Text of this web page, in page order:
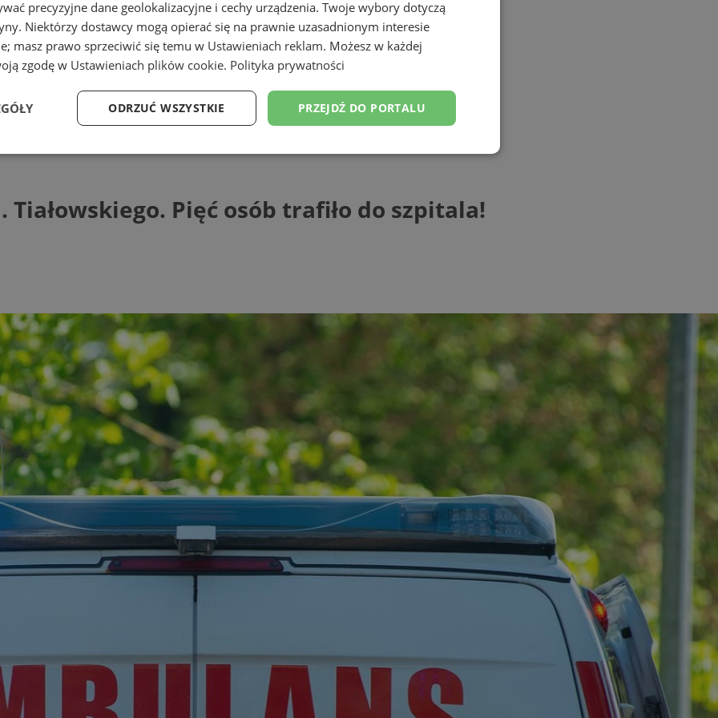
Pięć osób trafiło do szpitala!
Pięć osób trafiło do szpitala!
precyzyjne dane geolokalizacyjne i cechy urządzenia. Twoje wybory dotyczą
Niektórzy dostawcy mogą opierać się na prawnie uzasadnionym interesie
masz prawo sprzeciwić się temu w Ustawieniach reklam. Możesz w każdej
zgodę w Ustawieniach plików cookie. Polityka prywatności
PRZEJDŹ DO PORTALU
ODRZUĆ WSZYSTKIE
Wydajność Targetowanie Funkcjonalność Niesklasyfikowane
niezbędnych plików cookie nie można prawidłowo korzystać ze strony internetowej.
Provider
Domena
Okres
przechowywania
rudaslaska.com.pl 1 rok
rudaslaska.com.pl 1 rok
Ten plik cookie przechowuje identyfikator sesji.
rudaslaska.com.pl
Ten plik cookie przechowuje identyfikator sesji.
.tiktok.com 1 tydzień 3 dni
Ten plik cookie jest używany do celów
uwierzytelniania i bezpieczeństwa, zapewniając, że
użytkownicy pozostają zalogowani, a ich dane są
zabezpieczone, jak poruszać się przez witrynę
internetową lub interakcji z jej usług.
.x.com
Ten plik cookie służy do rozróżniania ludzi i botów.
Jest to korzystne dla strony internetowej, ponieważ
umożliwia tworzenie ważnych raportów na temat
Cloudflare Inc.
.twitter.com
29 minut 59
sekund
Ten plik cookie służy do rozróżniania ludzi i botów.
Jest to korzystne dla strony internetowej, ponieważ
zgody odwiedzającego na różne polityki i
ustawienia prywatności, zapewniając, że ich
preferencje zostaną uhonorowane w przyszłych
CookieScript
Ten plik cookie jest używany przez usługę Cookie-